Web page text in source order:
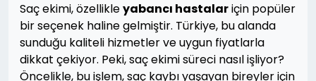
Saç ekimi, özellikleyabancı hastalariçin popüler
bir seçenek haline gelmiştir. Türkiye, bu alanda
sunduğu kaliteli hizmetler ve uygun fiyatlarla
dikkat çekiyor. Peki, saç ekimi süreci nasıl işliyor?
Öncelikle, bu işlem, saç kaybı yaşayan bireyler için